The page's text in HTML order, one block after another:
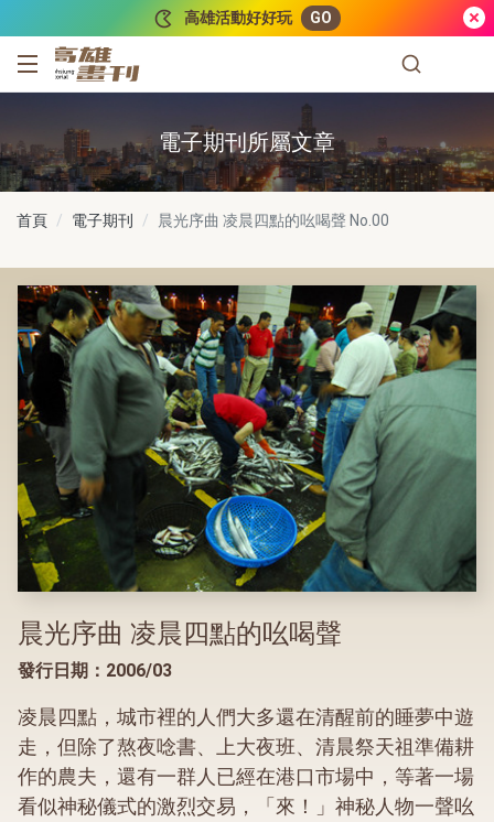
高雄活動好好玩 GO
高雄畫刊
電子期刊所屬文章
首頁 電子期刊 晨光序曲 凌晨四點的吆喝聲No.00
晨光序曲 凌晨四點的吆喝聲
發行日期：2006/03
凌晨四點，城市裡的人們大多還在清醒前的睡夢中遊
走，但除了熬夜唸書、上大夜班、清晨祭天祖準備耕
作的農夫，還有一群人已經在港口市場中，等著一場
看似神秘儀式的激烈交易，「來！」神秘人物一聲吆